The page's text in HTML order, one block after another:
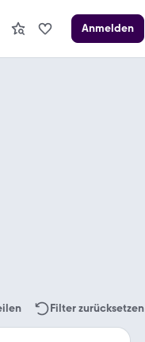
Anmelden
Filter zurücksetzen